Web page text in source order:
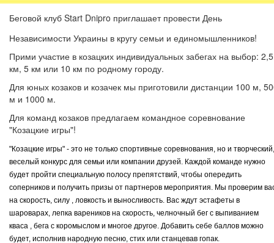
Беговой клуб Start Dnipro приглашает провести День
Независимости Украины в кругу семьи и единомышленников!
Прими участие в козацких индивидуальных забегах на выбор: 2,5
км, 5 км или 10 км по родному городу.
Для юных козаков и козачек мы приготовили дистанции 100 м,
м и 1000 м.
Для команд козаков предлагаем командное соревнование
"Козацкие игры"!
"Козацкие игры" - это не только спортивные соревнования, но и творческий,
веселый конкурс для семьи или компании друзей. Каждой команде нужно
будет пройти специальную полосу препятствий, чтобы опередить
соперников и получить призы от партнеров мероприятия. Мы проверим
на скорость, силу , ловкость и выносливость. Вас ждут эстафеты в
шароварах, лепка вареников на скорость, челночный бег с выпиванием
кваса , бега с коромыслом и многое другое. Добавить себе баллов можно
будет, исполнив народную песню, стих или станцевав гопак.